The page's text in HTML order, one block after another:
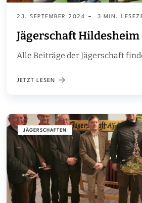
23. SEPTEMBER 2024 3 MIN.
Jägerschaft Hildesheim
Alle Beiträge der Jägerschaft
JETZT LESEN
JÄGERSCHAFTEN